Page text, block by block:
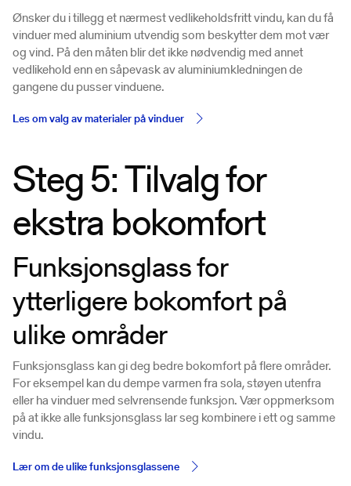
Ønsker du i tillegg et nærmest vedlikeholdsfritt vindu, kan du få
vinduer med aluminium utvendig som beskytter dem mot vær
og vind. På den måten blir det ikke nødvendig med annet
vedlikehold enn en såpevask av aluminiumkledningen de
gangene du pusser vinduene.
Les om valg av materialer på vinduer
Steg 5: Tilvalg for
ekstra bokomfort
Funksjonsglass for
ytterligere bokomfort på
ulike områder
Funksjonsglass kan gi deg bedre bokomfort på flere områder.
For eksempel kan du dempe varmen fra sola, støyen utenfra
eller ha vinduer med selvrensende funksjon. Vær oppmerksom
på at ikke alle funksjonsglass lar seg kombinere i ett og samme
vindu.
Lær om de ulike funksjonsglassene